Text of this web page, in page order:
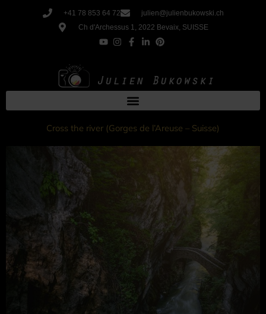
+41 78 853 64 72
julien@julienbukowski.ch
Ch d'Archessus 1, 2022 Bevaix, SUISSE
Cross the river (Gorges de l’Areuse – Suisse)